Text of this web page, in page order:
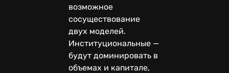
возможное
сосуществование
двух моделей.
Институциональные —
будут доминировать в
объемах и капитале,